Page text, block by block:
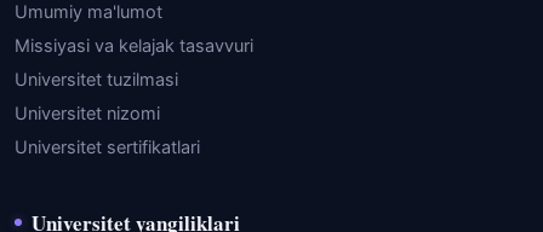
Umumiy ma'lumot
Missiyasi va kelajak tasavvuri
Universitet tuzilmasi
Universitet nizomi
Universitet sertifikatlari
Universitet yangiliklari